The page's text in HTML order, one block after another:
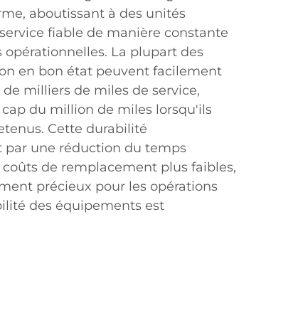
aboutissant à des unités
fiable de manière constante
La plupart des
en bon état peuvent facilement
milliers de miles de service,
du million de miles lorsqu'ils
Cette durabilité
par une réduction du temps
de remplacement plus faibles,
précieux pour les opérations
des équipements est